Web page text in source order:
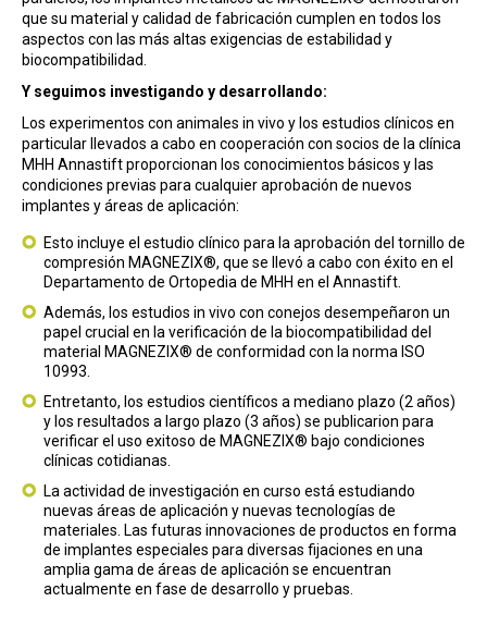
que su material y calidad de fabricación cumplen en todos los
aspectos con las más altas exigencias de estabilidad y
biocompatibilidad.
Y seguimos investigando y desarrollando:
Los experimentos con animales in vivo y los estudios clínicos en
particular llevados a cabo en cooperación con socios de la clínica
MHH Annastift proporcionan los conocimientos básicos y las
condiciones previas para cualquier aprobación de nuevos
implantes y áreas de aplicación:
Esto incluye el estudio clínico para la aprobación del tornillo de
compresión MAGNEZIX®, que se llevó a cabo con éxito en el
Departamento de Ortopedia de MHH en el Annastift.
Además, los estudios in vivo con conejos desempeñaron un
papel crucial en la verificación de la biocompatibilidad del
material MAGNEZIX® de conformidad con la norma ISO
10993.
Entretanto, los estudios científicos a mediano plazo (2 años)
y los resultados a largo plazo (3 años) se publicarion para
verificar el uso exitoso de MAGNEZIX® bajo condiciones
clínicas cotidianas.
La actividad de investigación en curso está estudiando
nuevas áreas de aplicación y nuevas tecnologías de
materiales. Las futuras innovaciones de productos en forma
de implantes especiales para diversas fijaciones en una
amplia gama de áreas de aplicación se encuentran
actualmente en fase de desarrollo y pruebas.